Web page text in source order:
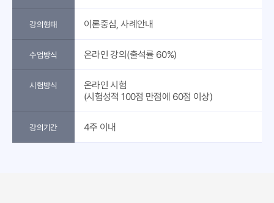
강의형태 이론중심, 사례안내
수업방식 온라인 강의(출석률 60%)
시험방식
온라인 시험
(시험성적 100점 만점에 60점 이상)
강의기간 4주 이내